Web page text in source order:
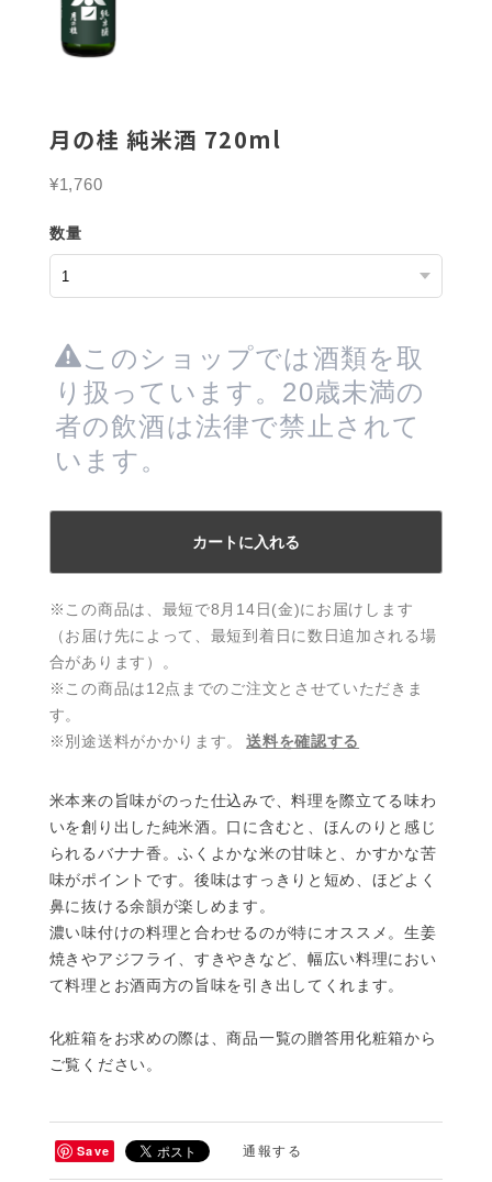
月の桂 純米酒 720ml
¥1,760
数量
このショップでは酒類を取
り扱っています。20歳未満の
者の飲酒は法律で禁止されて
います。
カートに入れる
※この商品は、最短で8月14日(金)にお届けします
（お届け先によって、最短到着日に数日追加される場
合があります）。
※この商品は12点までのご注文とさせていただきま
す。
※別途送料がかかります。
送料を確認する
米本来の旨味がのった仕込みで、料理を際立てる味わ
いを創り出した純米酒。口に含むと、ほんのりと感じ
られるバナナ香。ふくよかな米の甘味と、かすかな苦
味がポイントです。後味はすっきりと短め、ほどよく
鼻に抜ける余韻が楽しめます。
濃い味付けの料理と合わせるのが特にオススメ。生姜
焼きやアジフライ、すきやきなど、幅広い料理におい
て料理とお酒両方の旨味を引き出してくれます。
化粧箱をお求めの際は、商品一覧の贈答用化粧箱から
ご覧ください。
Save 通報する